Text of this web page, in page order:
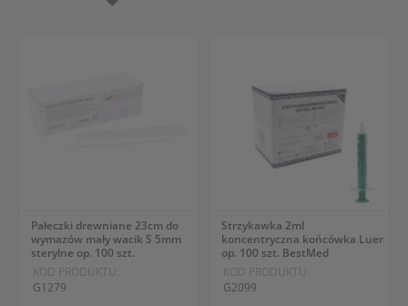
Pałeczki drewniane 23cm do
wymazów mały wacik S 5mm
sterylne op. 100 szt.
KOD PRODUKTU:
G1279
Strzykawka 2ml
koncentryczna końcówka Luer
op. 100 szt. BestMed
KOD PRODUKTU:
G2099